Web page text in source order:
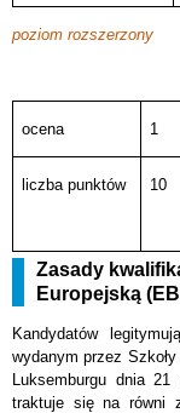
poziom rozszerzony
ocena 1
liczba punktów 10
Zasady
Europejską
Kandydatów
wydanym przez
Luksemburgu dnia
traktuje się na równi